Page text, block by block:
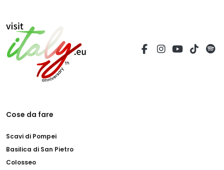
Cose da fare
Scavi di Pompei
Basilica di San Pietro
Colosseo